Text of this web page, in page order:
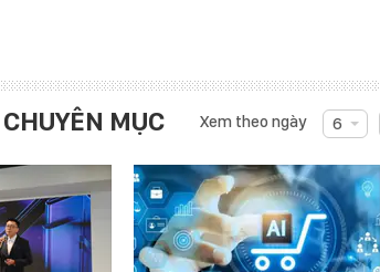
MỤC Xem theo ngày 6